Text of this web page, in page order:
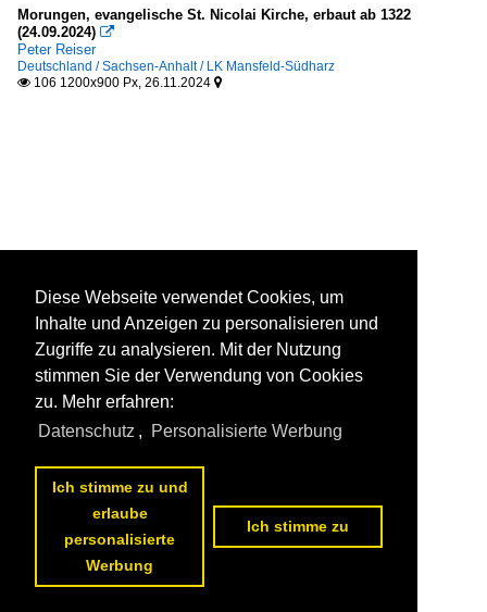
Morungen, evangelische St. Nicolai Kirche, erbaut ab 1322
(24.09.2024) 
Peter Reiser
Deutschland / Sachsen-Anhalt / LK Mansfeld-Südharz
 106 1200x900 Px, 26.11.2024 
Diese Webseite verwendet Cookies, um
Inhalte und Anzeigen zu personalisieren und
Zugriffe zu analysieren. Mit der Nutzung
stimmen Sie der Verwendung von Cookies
zu. Mehr erfahren:
Datenschutz , Personalisierte Werbung
Ich stimme zu und
erlaube
personalisierte
Werbung
Ich stimme zu